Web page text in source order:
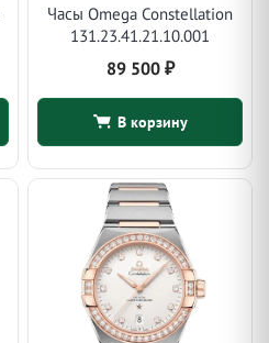
Часы Omega Constellation
131.23.41.21.10.001
89 500 ₽
В корзину